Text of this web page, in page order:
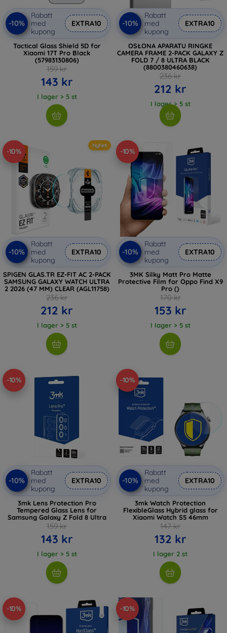
-10%
Rabatt
med
kupong
EXTRA10
Tactical Glass Shield 5D for
Xiaomi 17T Pro Black
(57983130806)
159 kr
143 kr
I lager > 5 st
-10%
Rabatt
med
kupong
EXTRA10
OSŁONA APARATU RINGKE
CAMERA FRAME 2-PACK GALAXY Z
FOLD 7 / 8 ULTRA BLACK
(8800380460638)
236 kr
212 kr
I lager > 5 st
-10%
Nyhet
-10%
Rabatt
med
kupong
EXTRA10
SPIGEN GLAS.TR EZ-FIT AC 2-PACK
SAMSUNG GALAXY WATCH ULTRA
2 2026 (47 MM) CLEAR (AGL11758)
236 kr
212 kr
I lager > 5 st
-10%
-10%
Rabatt
med
kupong
EXTRA10
3MK Silky Matt Pro Matte
Protective Film for Oppo Find X9
Pro ()
170 kr
153 kr
I lager > 5 st
-10%
-10%
Rabatt
med
kupong
EXTRA10
3mk Lens Protection Pro
Tempered Glass Lens for
Samsung Galaxy Z Fold 8 Ultra
159 kr
143 kr
I lager > 5 st
-10%
-10%
Rabatt
med
kupong
EXTRA10
3mk Watch Protection
FlexibleGlass Hybrid glass for
Xiaomi Watch S5 46mm
147 kr
132 kr
I lager 2 st
-10% -10%